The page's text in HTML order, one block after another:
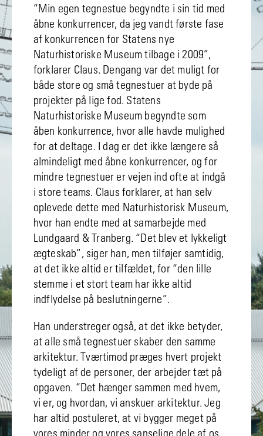
“Min egen tegnestue begyndte i sin tid med
åbne konkurrencer, da jeg vandt første fase
af konkurrencen for Statens nye
Naturhistoriske Museum tilbage i 2009”,
forklarer Claus. Dengang var det muligt for
både store og små tegnestuer at byde på
projekter på lige fod. Statens
Naturhistoriske Museum begyndte som
åben konkurrence, hvor alle havde mulighed
for at deltage. I dag er det ikke længere så
almindeligt med åbne konkurrencer, og for
mindre tegnestuer er vejen ind ofte at indgå
i store teams. Claus forklarer, at han selv
oplevede dette med Naturhistorisk Museum,
hvor han endte med at samarbejde med
Lundgaard & Tranberg. “Det blev et lykkeligt
ægteskab”, siger han, men tilføjer samtidig,
at det ikke altid er tilfældet, for “den lille
stemme i et stort team har ikke altid
indflydelse på beslutningerne”.
Han understreger også, at det ikke betyder,
at alle små tegnestuer skaber den samme
arkitektur. Tværtimod præges hvert projekt
tydeligt af de personer, der arbejder tæt på
opgaven. “Det hænger sammen med hvem,
vi er, og hvordan, vi anskuer arkitektur. Jeg
har altid postuleret, at vi bygger meget på
vores minder og vores sanselige dele af os